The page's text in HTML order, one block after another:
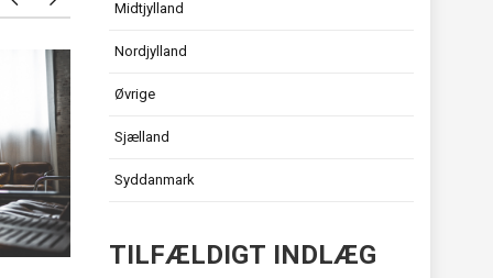
Termografi pris
Midtjylland
Nordjylland
Øvrige
Sjælland
Syddanmark
TILFÆLDIGT INDLÆG